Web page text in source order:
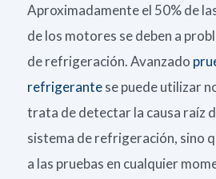
Aproximadamente el 50% de
de los motores se deben a
de refrigeración. Avanzado
refrigerantese puede utilizar
trata de detectar la causa raíz
sistema de refrigeración, sino
a las pruebas en cualquier